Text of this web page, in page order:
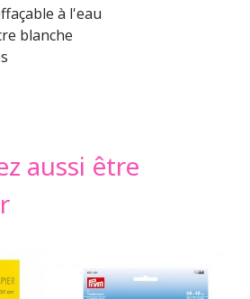
à l'eau
blanche
aussi être